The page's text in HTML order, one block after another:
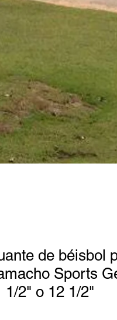
de béisbol
Sports
1/2" o 12 1/2"